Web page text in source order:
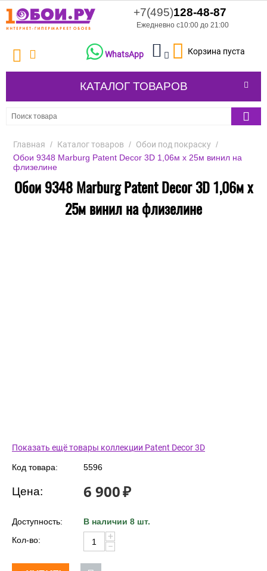
+7(495)128-48-87
Ежедневно с10:00 до 21:00
Корзина пуста
WhatsApp
КАТАЛОГ ТОВАРОВ
Главная / Каталог товаров / Обои под покраску /
Обои 9348 Marburg Patent Decor 3D 1,06м x 25м винил на
флизелине
Обои 9348 Marburg Patent Decor 3D 1,06м x
25м винил на флизелине
Показать ещё товары коллекции Patent Decor 3D
Код товара: 5596
Цена: 6 900₽
Доступность:
В наличии 8 шт.
Кол-во:
+
−